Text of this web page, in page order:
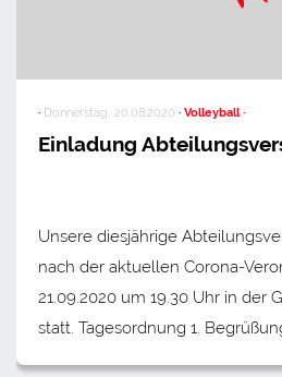
· Donnerstag, 20.08.2020 · Volleyball ·
Einladung
Unsere diesjährige
nach der aktuellen Corona-
21.09.2020 um 19.30 Uhr in der
statt. Tagesordnung 1.